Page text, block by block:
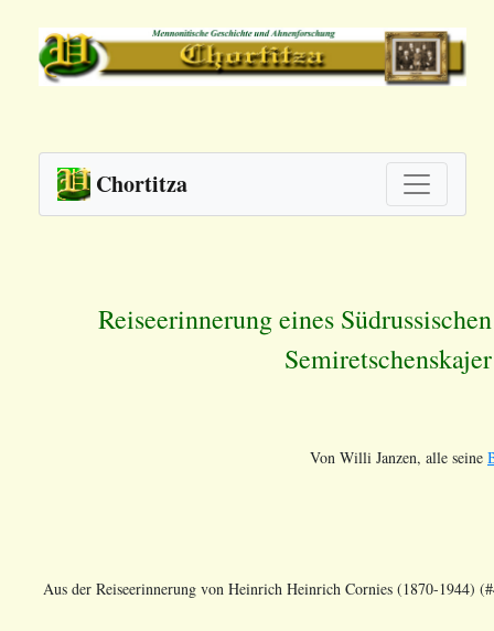
Chortitza
Reiseerinnerung eines
Von Willi Janzen, alle seine
Aus der Reiseerinnerung von Heinrich Heinrich Cornies (1870-1944)